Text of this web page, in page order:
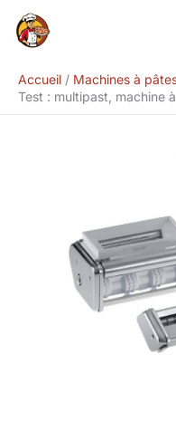
Accueil
Machines à
Test : multipast, machine
Rechercher